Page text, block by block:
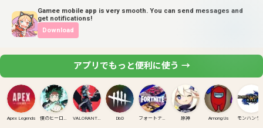
Gamee mobile app is very smooth. You can send messages and
get notifications!
Download
アプリでもっと便利に使う →
Apex Legends 僕のヒーローアカデミア ULTRA RUMBLE VALORANT(PC) DbD フォートナイト 原神 Among Us